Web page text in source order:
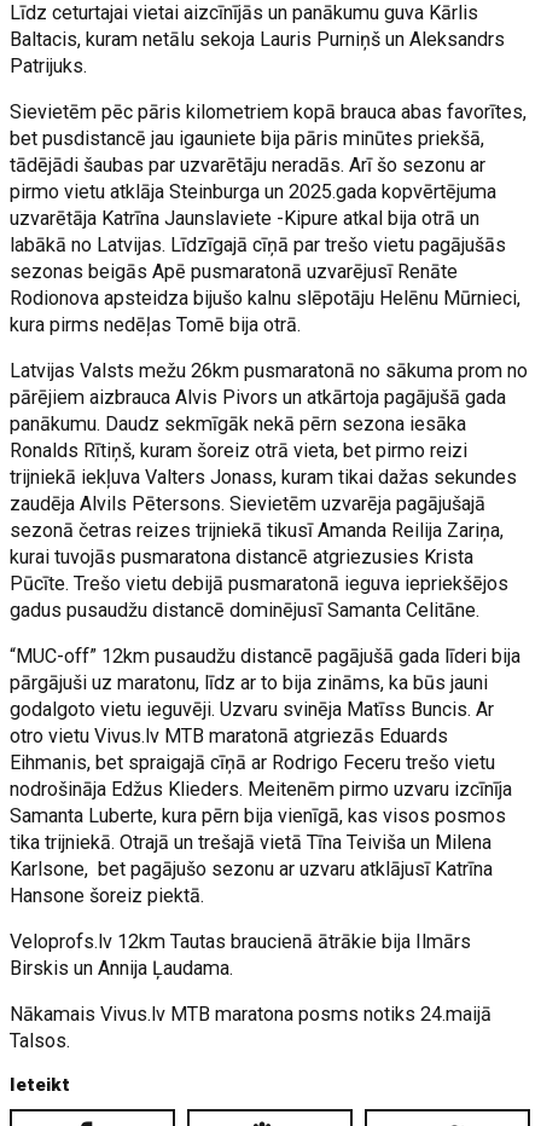
Līdz ceturtajai vietai aizcīnījās un panākumu guva Kārlis
Baltacis, kuram netālu sekoja Lauris Purniņš un Aleksandrs
Patrijuks.
Sievietēm pēc pāris kilometriem kopā brauca abas favorītes,
bet pusdistancē jau igauniete bija pāris minūtes priekšā,
tādējādi šaubas par uzvarētāju neradās. Arī šo sezonu ar
pirmo vietu atklāja Steinburga un 2025.gada kopvērtējuma
uzvarētāja Katrīna Jaunslaviete -Kipure atkal bija otrā un
labākā no Latvijas. Līdzīgajā cīņā par trešo vietu pagājušās
sezonas beigās Apē pusmaratonā uzvarējusī Renāte
Rodionova apsteidza bijušo kalnu slēpotāju Helēnu Mūrnieci,
kura pirms nedēļas Tomē bija otrā.
Latvijas Valsts mežu 26km pusmaratonā no sākuma prom no
pārējiem aizbrauca Alvis Pivors un atkārtoja pagājušā gada
panākumu. Daudz sekmīgāk nekā pērn sezona iesāka
Ronalds Rītiņš, kuram šoreiz otrā vieta, bet pirmo reizi
trijniekā iekļuva Valters Jonass, kuram tikai dažas sekundes
zaudēja Alvils Pētersons. Sievietēm uzvarēja pagājušajā
sezonā četras reizes trijniekā tikusī Amanda Reilija Zariņa,
kurai tuvojās pusmaratona distancē atgriezusies Krista
Pūcīte. Trešo vietu debijā pusmaratonā ieguva iepriekšējos
gadus pusaudžu distancē dominējusī Samanta Celitāne.
“MUC-off” 12km pusaudžu distancē pagājušā gada līderi bija
pārgājuši uz maratonu, līdz ar to bija zināms, ka būs jauni
godalgoto vietu ieguvēji. Uzvaru svinēja Matīss Buncis. Ar
otro vietu Vivus.lv MTB maratonā atgriezās Eduards
Eihmanis, bet spraigajā cīņā ar Rodrigo Feceru trešo vietu
nodrošināja Edžus Klieders. Meitenēm pirmo uzvaru izcīnīja
Samanta Luberte, kura pērn bija vienīgā, kas visos posmos
tika trijniekā. Otrajā un trešajā vietā Tīna Teiviša un Milena
Karlsone, bet pagājušo sezonu ar uzvaru atklājusī Katrīna
Hansone šoreiz piektā.
Veloprofs.lv 12km Tautas braucienā ātrākie bija Ilmārs
Birskis un Annija Ļaudama.
Nākamais Vivus.lv MTB maratona posms notiks 24.maijā
Talsos.
Ieteikt